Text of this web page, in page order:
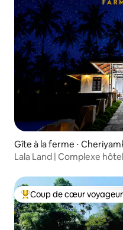
Gîte à la ferme ⋅
Lala Land | Complexe
Coups de cœur voyageurs
Coup de cœur